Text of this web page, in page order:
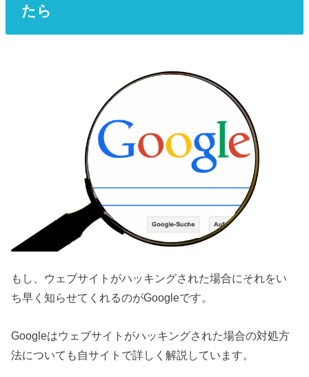
たら
もし、ウェブサイトがハッキングされた場合にそれをい
ち早く知らせてくれるのがGoogleです。
Googleはウェブサイトがハッキングされた場合の対処方
法についても自サイトで詳しく解説しています。